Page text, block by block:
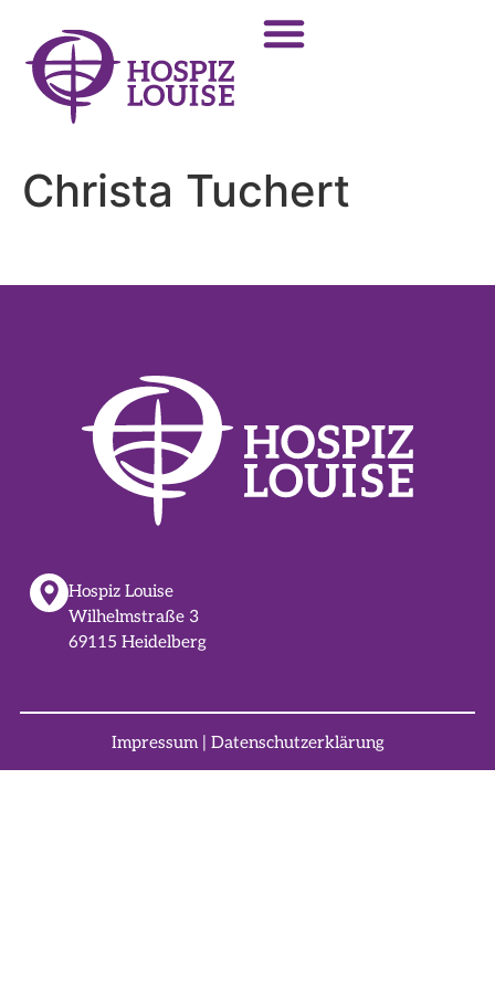
Christa Tuchert
Hospiz Louise
Wilhelmstraße 3
69115 Heidelberg
Impressum| Datenschutzerklärung